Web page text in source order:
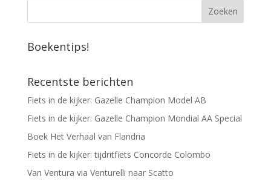
Boekentips!
Recentste berichten
Fiets in de kijker: Gazelle Champion Model AB
Fiets in de kijker: Gazelle Champion Mondial AA Special
Boek Het Verhaal van Flandria
Fiets in de kijker: tijdritfiets Concorde Colombo
Van Ventura via Venturelli naar Scatto